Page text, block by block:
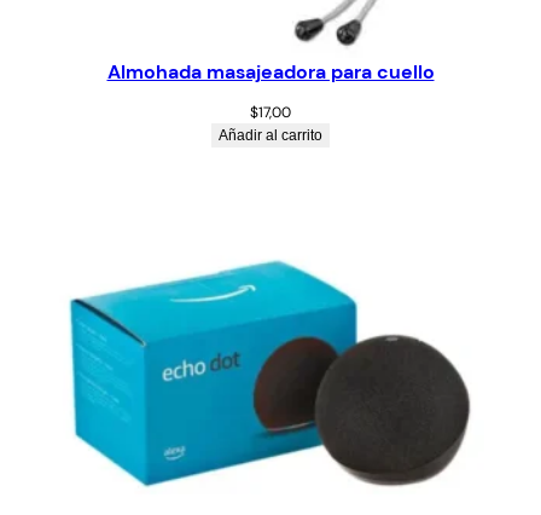
Almohada masajeadora para cuello
$17,00
Añadir al carrito